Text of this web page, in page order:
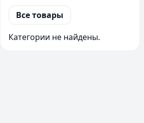
Все товары
Категории не найдены.